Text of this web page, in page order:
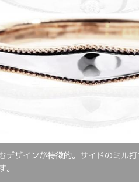
デザインが特徴的。サイドのミル